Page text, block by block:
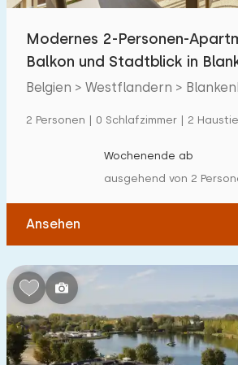
Zugänglichkeit
Modernes 2-Personen-
Balkon und Stadtblick in
Belgien
Belgien > Westflandern >
2 Personen | 0 Schlafzimmer | 2
Wochenende ab
ausgehend von 2
Ansehen